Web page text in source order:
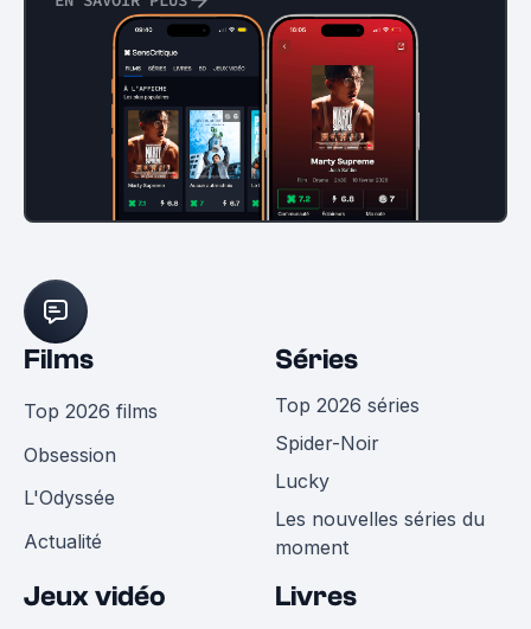
Films
Top 2026 films
Obsession
L'Odyssée
Actualité
Séries
Top 2026 séries
Spider-Noir
Lucky
Les nouvelles séries du
moment
Jeux vidéo Livres